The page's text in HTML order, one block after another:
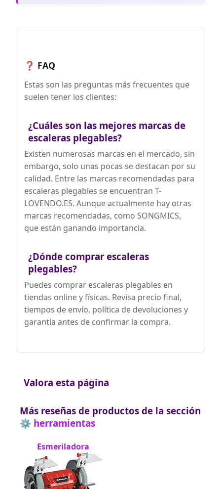
❓ FAQ
Estas son las preguntas más frecuentes que
suelen tener los clientes:
¿Cuáles son las mejores marcas de
escaleras plegables?
Existen numerosas marcas en el mercado, sin
embargo, solo unas pocas se destacan por su
calidad. Entre las marcas recomendadas para
escaleras plegables se encuentran T-
LOVENDO.ES. Aunque actualmente hay otras
marcas recomendadas, como SONGMICS,
que están ganando importancia.
¿Dónde comprar escaleras
plegables?
Puedes comprar escaleras plegables en
tiendas online y físicas. Revisa precio final,
tiempos de envío, política de devoluciones y
garantía antes de confirmar la compra.
Valora esta página
Más reseñas de productos de la sección
⚙️ herramientas
Esmeriladora